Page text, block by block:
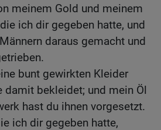
meinem Gold und meinem
ich dir gegeben hatte, und
daraus gemacht und
bunt gewirkten Kleider
damit bekleidet; und mein Öl
hast du ihnen vorgesetzt.
ich dir gegeben hatte,